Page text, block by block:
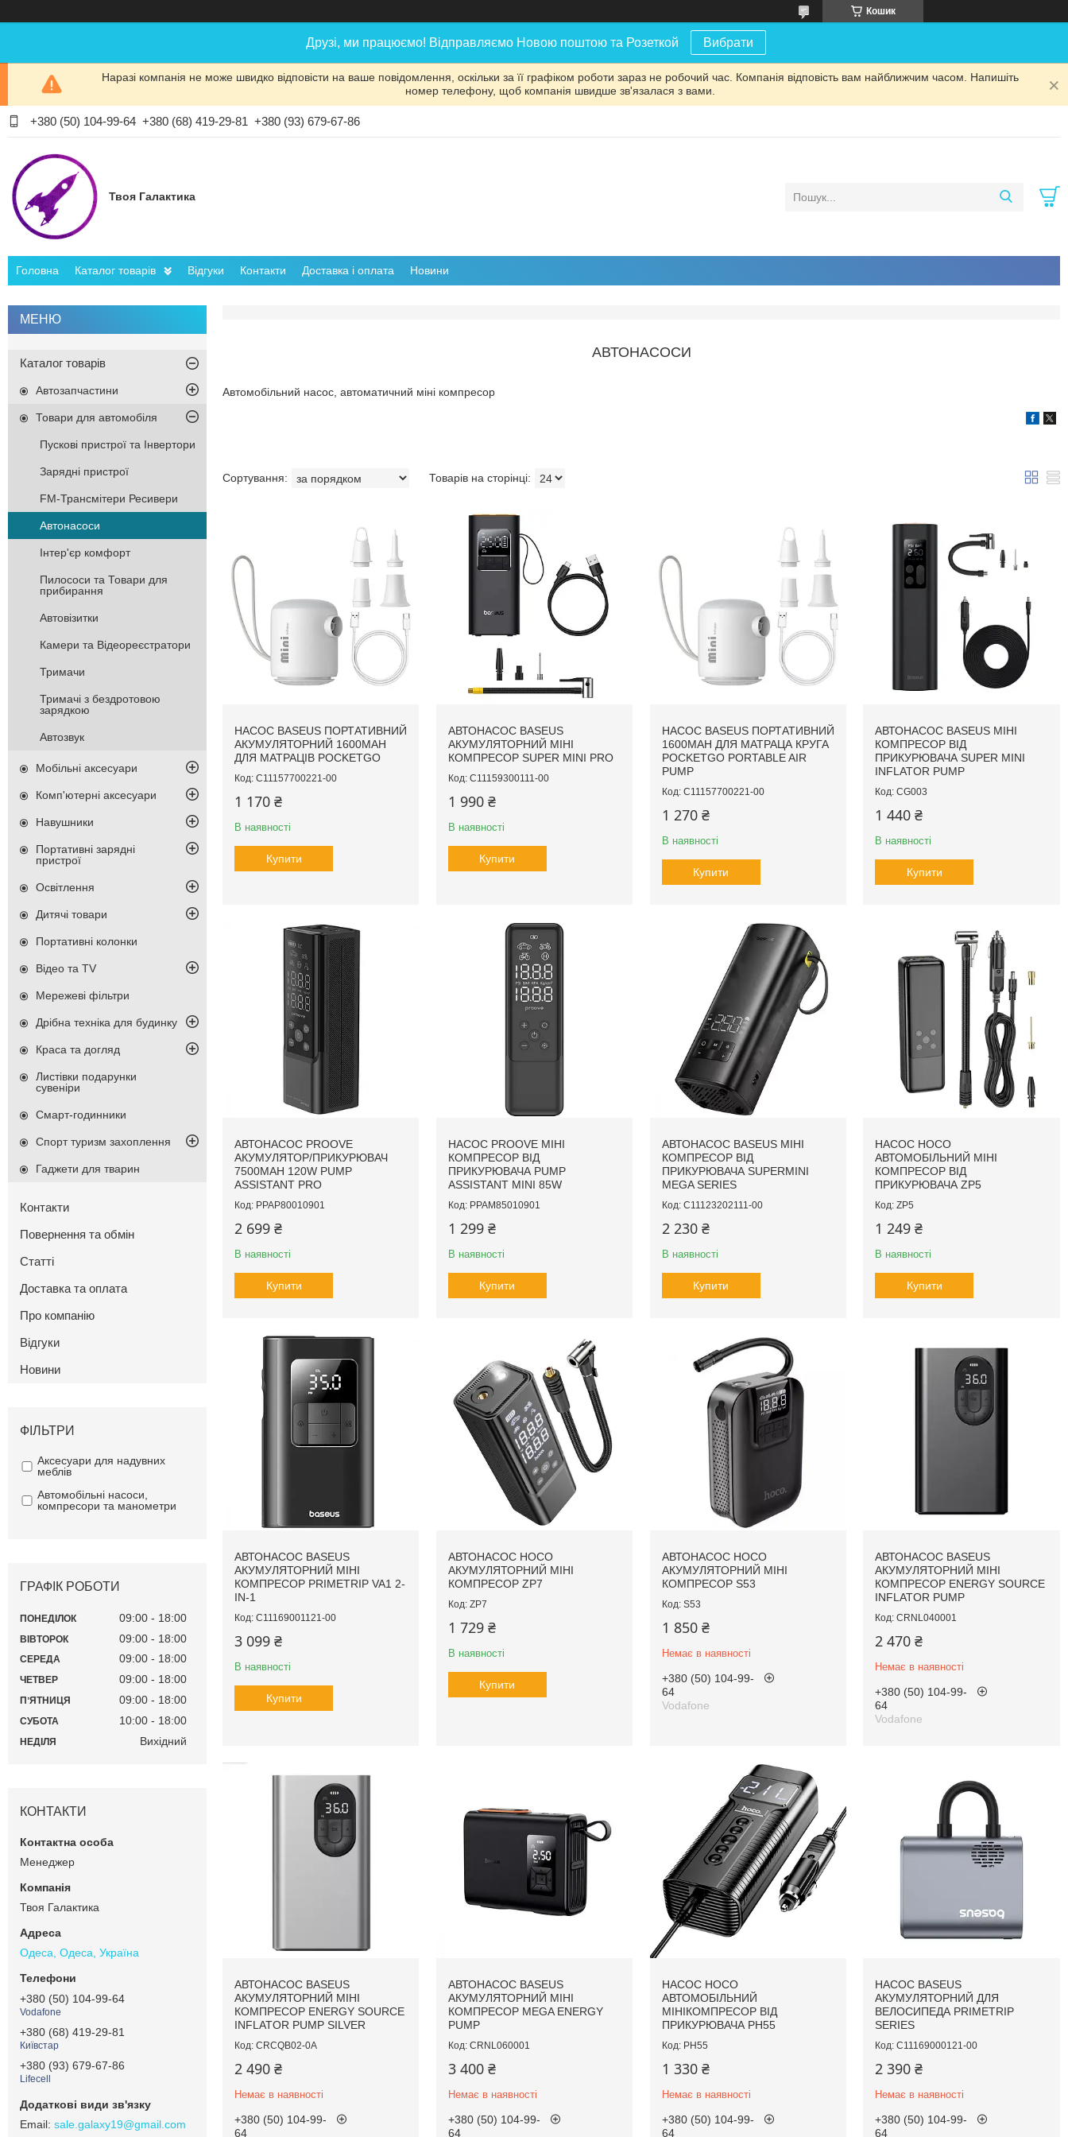
Кошик
Друзі, ми працюємо! Відправляємо Новою поштою та Розеткой Вибрати
Наразі компанія не може швидко відповісти на ваше повідомлення, оскільки за її графіком роботи зараз не робочий час. Компанія відповість вам найближчим часом. Напишіть
номер телефону, щоб компанія швидше зв'язалася з вами.
+380 (50) 104-99-64 +380 (68) 419-29-81 +380 (93) 679-67-86
Твоя Галактика
Головна Каталог товарів Відгуки Контакти Доставка і оплата Новини
АВТОНАСОСИ
Автомобільний насос, автоматичний міні компресор
НАСОС BASEUS ПОРТАТИВНИЙ
АКУМУЛЯТОРНИЙ 1600MAH
ДЛЯ МАТРАЦІВ POCKETGO
C11157700221-00
1 170 ₴
В наявності
Купити
АВТОНАСОС BASEUS
АКУМУЛЯТОРНИЙ МІНІ
КОМПРЕСОР SUPER MINI PRO
C11159300111-00
1 990 ₴
В наявності
Купити
НАСОС BASEUS ПОРТАТИВНИЙ
1600MAH ДЛЯ МАТРАЦА КРУГА
POCKETGO PORTABLE AIR
PUMP
C11157700221-00
1 270 ₴
В наявності
Купити
АВТОНАСОС BASEUS МІНІ
КОМПРЕСОР ВІД
ПРИКУРЮВАЧА SUPER MINI
INFLATOR PUMP
CG003
1 440 ₴
В наявності
Купити
АВТОНАСОС PROOVE
АКУМУЛЯТОР/ПРИКУРЮВАЧ
7500MAH 120W PUMP
ASSISTANT PRO
PPAP80010901
2 699 ₴
В наявності
Купити
НАСОС PROOVE МІНІ
КОМПРЕСОР ВІД
ПРИКУРЮВАЧА PUMP
ASSISTANT MINI 85W
PPAM85010901
1 299 ₴
В наявності
Купити
АВТОНАСОС BASEUS МІНІ
КОМПРЕСОР ВІД
ПРИКУРЮВАЧА SUPERMINI
MEGA SERIES
C11123202111-00
2 230 ₴
В наявності
Купити
НАСОС HOCO
АВТОМОБІЛЬНИЙ МІНІ
КОМПРЕСОР ВІД
ПРИКУРЮВАЧА ZP5
ZP5
1 249 ₴
В наявності
Купити
АВТОНАСОС BASEUS
АКУМУЛЯТОРНИЙ МІНІ
КОМПРЕСОР PRIMETRIP VA1 2-
IN-1
C11169001121-00
3 099 ₴
В наявності
Купити
АВТОНАСОС HOCO
АКУМУЛЯТОРНИЙ МІНІ
КОМПРЕСОР ZP7
ZP7
1 729 ₴
В наявності
Купити
АВТОНАСОС HOCO
АКУМУЛЯТОРНИЙ МІНІ
КОМПРЕСОР S53
S53
1 850 ₴
Немає в наявності
+380 (50) 104-99-
64
Vodafone
АВТОНАСОС BASEUS
АКУМУЛЯТОРНИЙ МІНІ
КОМПРЕСОР ENERGY SOURCE
INFLATOR PUMP
CRNL040001
2 470 ₴
Немає в наявності
+380 (50) 104-99-
64
Vodafone
АВТОНАСОС BASEUS
АКУМУЛЯТОРНИЙ МІНІ
КОМПРЕСОР ENERGY SOURCE
INFLATOR PUMP SILVER
CRCQB02-0A
2 490 ₴
Немає в наявності
+380 (50) 104-99-
64
АВТОНАСОС BASEUS
АКУМУЛЯТОРНИЙ МІНІ
КОМПРЕСОР MEGA ENERGY
PUMP
CRNL060001
3 400 ₴
Немає в наявності
+380 (50) 104-99-
64
НАСОС HOCO
АВТОМОБІЛЬНИЙ
МІНІКОМПРЕСОР ВІД
ПРИКУРЮВАЧА PH55
PH55
1 330 ₴
Немає в наявності
+380 (50) 104-99-
64
НАСОС BASEUS
АКУМУЛЯТОРНИЙ ДЛЯ
ВЕЛОСИПЕДА PRIMETRIP
SERIES
C11169000121-00
2 390 ₴
Немає в наявності
+380 (50) 104-99-
64
Каталог товарів
Автозапчастини
Товари для автомобіля
Пускові пристрої та Інвертори
Зарядні пристрої
FM-Трансмітери Ресивери
Автонасоси
Інтер'єр комфорт
Пилососи та Товари для
прибирання
Автовізитки
Камери та Відеореєстратори
Тримачи
Тримачі з бездротовою
зарядкою
Автозвук
Мобільні аксесуари
Комп'ютерні аксесуари
Навушники
Портативні зарядні
пристрої
Освітлення
Дитячі товари
Портативні колонки
Відео та TV
Мережеві фільтри
Дрібна техніка для будинку
Краса та догляд
Листівки подарунки
сувеніри
Смарт-годинники
Спорт туризм захоплення
Гаджети для тварин
Контакти
Повернення та обмін
Статті
Доставка та оплата
Про компанію
Відгуки
Новини
ФІЛЬТРИ
Аксесуари для надувних
меблів
Автомобільні насоси,
компресори та манометри
ГРАФІК РОБОТИ
ПОНЕДІЛОК 09:00 18:00
ВІВТОРОК 09:00 18:00
СЕРЕДА 09:00 18:00
ЧЕТВЕР 09:00 18:00
ПʼЯТНИЦЯ 09:00 18:00
СУБОТА 10:00 18:00
НЕДІЛЯ Вихідний
КОНТАКТИ
Менеджер
Твоя Галактика
Одеса, Одеса, Україна
+380 (50) 104-99-64
Vodafone
+380 (68) 419-29-81
Київстар
+380 (93) 679-67-86
Lifecell
sale.galaxy19@gmail.com